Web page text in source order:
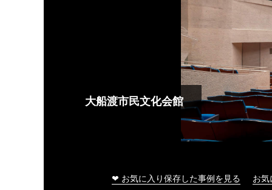
大船渡市民文化会館
❤ お気に入り保存した事例を見る お